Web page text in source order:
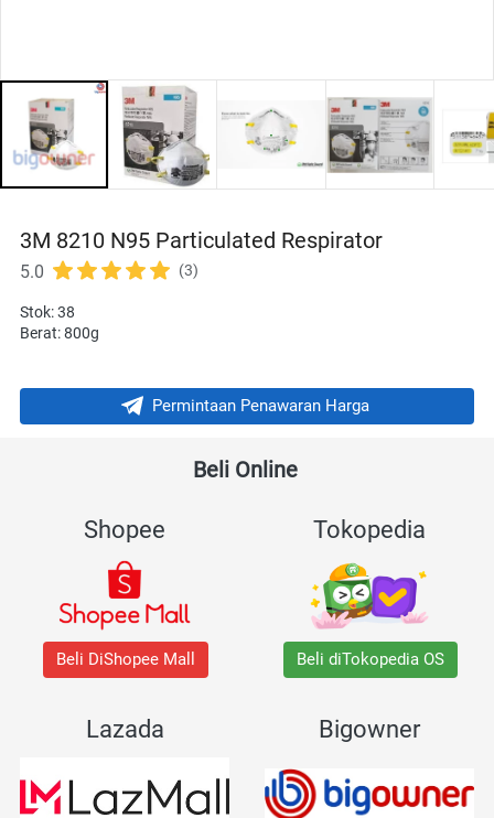
3M 8210 N95 Particulated Respirator
5.0 (3)
Stok: 38
Berat: 800g
` Permintaan Penawaran Harga
Beli Online
Shopee
Beli DiShopee Mall
Tokopedia
Beli diTokopedia OS
Lazada Bigowner